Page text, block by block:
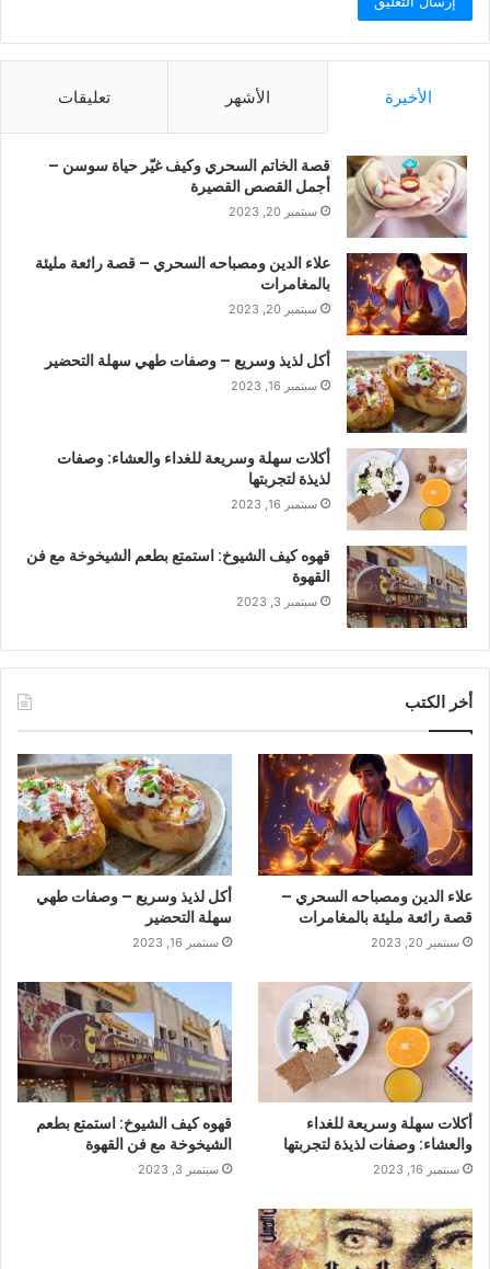
الأخيرة الأشهر تعليقات
قصة الخاتم السحري وكيف غيّر حياة سوسن –
أجمل القصص القصيرة
سبتمبر 20, 2023
علاء الدين ومصباحه السحري – قصة رائعة مليئة
بالمغامرات
سبتمبر 20, 2023
أكل لذيذ وسريع – وصفات طهي سهلة التحضير
سبتمبر 16, 2023
أكلات سهلة وسريعة للغداء والعشاء: وصفات
لذيذة لتجربتها
سبتمبر 16, 2023
قهوه كيف الشيوخ: استمتع بطعم الشيخوخة مع فن
القهوة
سبتمبر 3, 2023
أخر الكتب
علاء الدين ومصباحه السحري –
قصة رائعة مليئة بالمغامرات
سبتمبر 20, 2023
أكل لذيذ وسريع – وصفات طهي
سهلة التحضير
سبتمبر 16, 2023
أكلات سهلة وسريعة للغداء
والعشاء: وصفات لذيذة لتجربتها
سبتمبر 16, 2023
قهوه كيف الشيوخ: استمتع بطعم
الشيخوخة مع فن القهوة
سبتمبر 3, 2023